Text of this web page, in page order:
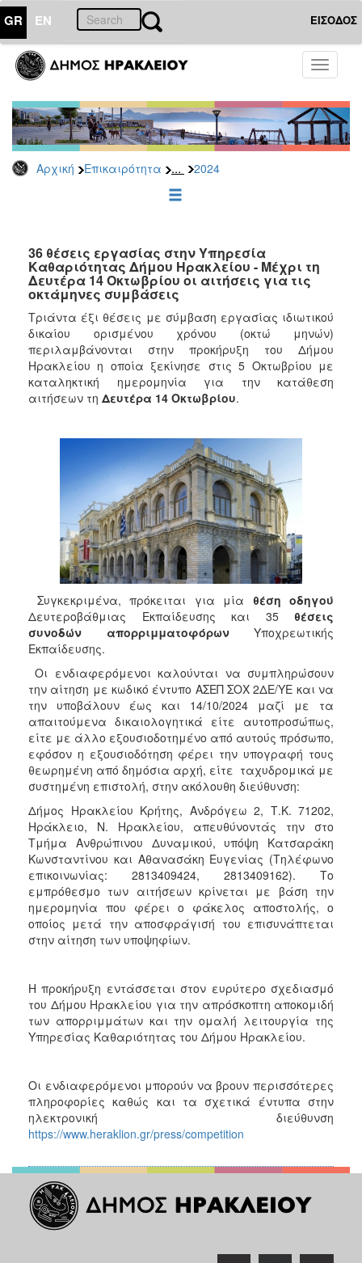
GR EN ΕΙΣΟΔΟΣ
Toggle
Αρχική Επικαιρότητα ... 2024
ΕΠΙΚΑΙΡΟΤΗΤΑ
Τύπου
Αρχείο
2026
2025
2022
2021
2020
2019
2018
2017
2016
2012
2011
2010
2006
ΔΗΜΟΤΗΣ
ΕΠΙΣΚΕΠΤΗΣ
ΗΡΑΚΛΕΙΟ
36 θέσεις εργασίας στην Υπηρεσία
Καθαριότητας Δήμου Ηρακλείου - Μέχρι τη
Δευτέρα 14 Οκτωβρίου οι αιτήσεις για τις
οκτάμηνες συμβάσεις
Τριάντα έξι θέσεις με σύμβαση εργασίας ιδιωτικού
δικαίου ορισμένου χρόνου (οκτώ μηνών)
περιλαμβάνονται στην προκήρυξη του Δήμου
Ηρακλείου η οποία ξεκίνησε στις 5 Οκτωβρίου με
καταληκτική ημερομηνία για την κατάθεση
αιτήσεων τη Δευτέρα 14 Οκτωβρίου.
Συγκεκριμένα, πρόκειται για μία θέση οδηγού
Δευτεροβάθμιας Εκπαίδευσης και 35 θέσεις
συνοδών απορριμματοφόρωνΥποχρεωτικής
Εκπαίδευσης.
Οι ενδιαφερόμενοι καλούνται να συμπληρώσουν
την αίτηση με κωδικό έντυπο ΑΣΕΠ ΣΟΧ 2ΔΕ/ΥΕ και να
την υποβάλουν έως και 14/10/2024 μαζί με τα
απαιτούμενα δικαιολογητικά είτε αυτοπροσώπως,
είτε με άλλο εξουσιοδοτημένο από αυτούς πρόσωπο,
εφόσον η εξουσιοδότηση φέρει την υπογραφή τους
θεωρημένη από δημόσια αρχή, είτε ταχυδρομικά με
συστημένη επιστολή, στην ακόλουθη διεύθυνση:
Δήμος Ηρακλείου Κρήτης, Ανδρόγεω 2, Τ.Κ. 71202,
Ηράκλειο, Ν. Ηρακλείου, απευθύνοντάς την στο
Τμήμα Ανθρώπινου Δυναμικού, υπόψη Κατσαράκη
Κωνσταντίνου και Αθανασάκη Ευγενίας (Τηλέφωνο
επικοινωνίας: 2813409424, 2813409162). Το
εμπρόθεσμο των αιτήσεων κρίνεται με βάση την
ημερομηνία που φέρει ο φάκελος αποστολής, ο
οποίος μετά την αποσφράγισή του επισυνάπτεται
στην αίτηση των υποψηφίων.
Η προκήρυξη εντάσσεται στον ευρύτερο σχεδιασμό
του Δήμου Ηρακλείου για την απρόσκοπτη αποκομιδή
των απορριμμάτων και την ομαλή λειτουργία της
Υπηρεσίας Καθαριότητας του Δήμου Ηρακλείου.
Οι ενδιαφερόμενοι μπορούν να βρουν περισσότερες
πληροφορίες καθώς και τα σχετικά έντυπα στην
ηλεκτρονική διεύθυνση
https://www.heraklion.gr/press/competition